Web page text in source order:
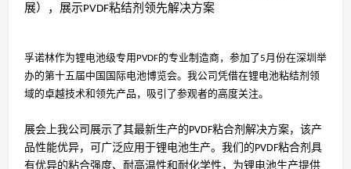
展），展示PVDF粘结剂领先解决方案
孚诺林作为锂电池级专用PVDF的专业制造商，参加了5月份在深圳举
办的第十五届中国国际电池博览会。我公司凭借在锂电池粘结剂领
域的卓越技术和领先产品，吸引了参观者的高度关注。
展会上我公司展示了其最新生产的PVDF粘合剂解决方案，该产
品性能优异，可广泛应用于锂电池生产。我们的PVDF粘合剂具
有优异的粘合强度、耐高温性和耐化学性，为锂电池生产提供